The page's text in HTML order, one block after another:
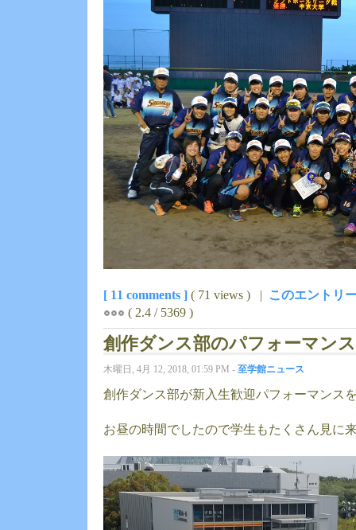
[ 11 comments ] ( 71 views ) | このエントリ
( 2.4 / 5369 )
創作ダンス部のパフォーマンス
木曜日, 4月 12, 2018, 01:59 PM - 至学館ニュース
創作ダンス部が新入生歓迎パフォーマンス
お昼の時間でしたので学生もたくさん見に